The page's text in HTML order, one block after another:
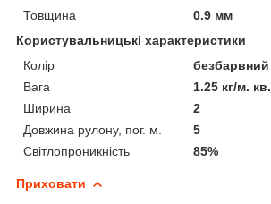
Товщина
0.9 мм
Користувальницькі характеристики
Колір
безбарвний
Вага
1.25 кг/м. кв.
Ширина
2
Довжина рулону, пог. м.
5
Світлопроникність
85%
Приховати